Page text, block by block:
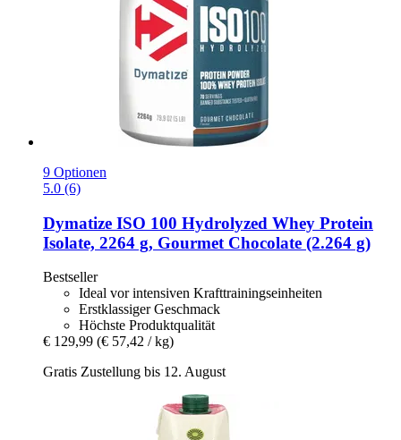
9 Optionen
5.0 (6)
Dymatize ISO 100 Hydrolyzed Whey Protein
Isolate, 2264 g, Gourmet Chocolate (2.264 g)
Bestseller
Ideal vor intensiven Krafttrainingseinheiten
Erstklassiger Geschmack
Höchste Produktqualität
€ 129,99 (€ 57,42 / kg)
Gratis Zustellung bis 12. August